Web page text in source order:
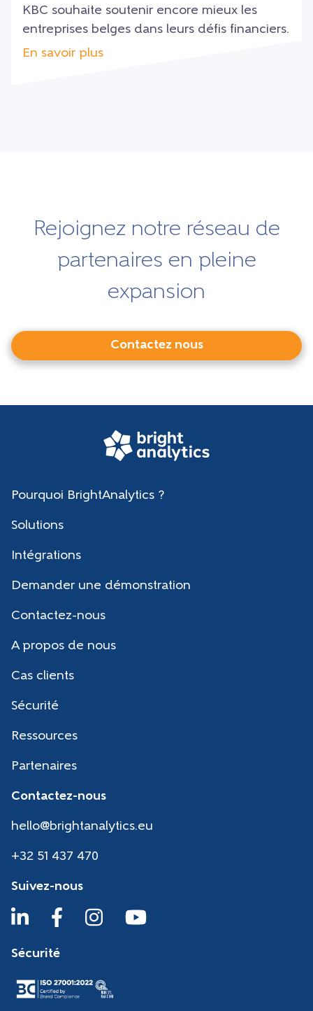
KBC souhaite soutenir encore mieux les
entreprises belges dans leurs défis financiers.
En savoir plus
Rejoignez notre réseau de
partenaires en pleine
expansion
Contactez nous
Pourquoi BrightAnalytics ?
Solutions
Intégrations
Demander une démonstration
Contactez-nous
A propos de nous
Cas clients
Sécurité
Ressources
Partenaires
Contactez-nous
hello@brightanalytics.eu
+32 51 437 470
Suivez-nous
Sécurité